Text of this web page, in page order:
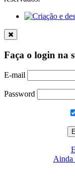
Faça o login na
E-mail
Password
Ainda